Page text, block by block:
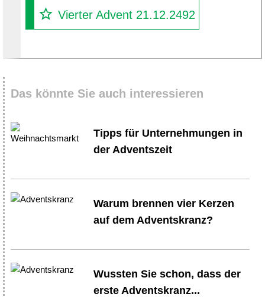
Vierter Advent 21.12.2492
Das könnte Sie auch interessieren
Tipps für Unternehmungen in
der Adventszeit
Warum brennen vier Kerzen
auf dem Adventskranz?
Wussten Sie schon, dass der
erste Adventskranz...